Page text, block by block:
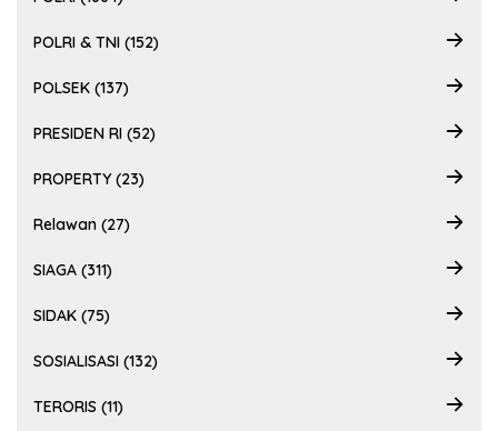
POLRI & TNI (152)
POLSEK (137)
PRESIDEN RI (52)
PROPERTY (23)
Relawan (27)
SIAGA (311)
SIDAK (75)
SOSIALISASI (132)
TERORIS (11)